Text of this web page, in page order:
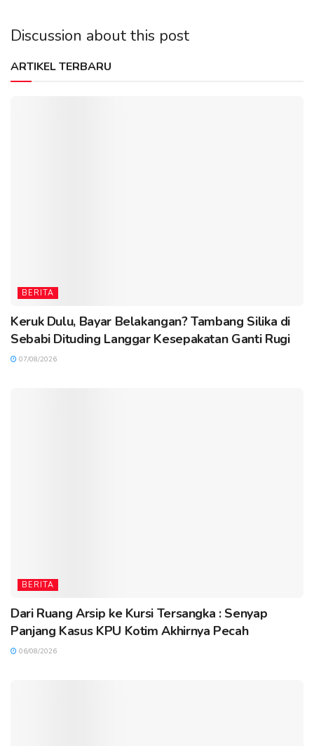
Discussion about this post
ARTIKEL TERBARU
BERITA
Keruk Dulu, Bayar Belakangan? Tambang Silika di
Sebabi Dituding Langgar Kesepakatan Ganti Rugi
07/08/2026
BERITA
Dari Ruang Arsip ke Kursi Tersangka : Senyap
Panjang Kasus KPU Kotim Akhirnya Pecah
06/08/2026